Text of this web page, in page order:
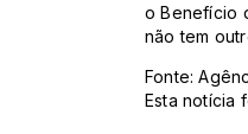
o Benefício
não tem
Fonte:
Esta notícia